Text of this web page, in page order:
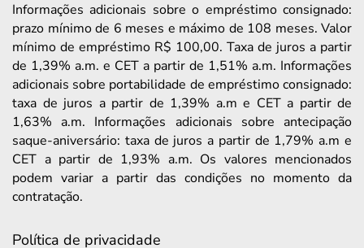
Informações adicionais sobre o empréstimo consignado:
prazo mínimo de 6 meses e máximo de 108 meses. Valor
mínimo de empréstimo R$ 100,00. Taxa de juros a partir
de 1,39% a.m. e CET a partir de 1,51% a.m. Informações
adicionais sobre portabilidade de empréstimo consignado:
taxa de juros a partir de 1,39% a.m e CET a partir de
1,63% a.m. Informações adicionais sobre antecipação
saque-aniversário: taxa de juros a partir de 1,79% a.m e
CET a partir de 1,93% a.m. Os valores mencionados
podem variar a partir das condições no momento da
contratação.
Política de privacidade